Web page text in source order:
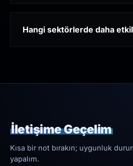
Hangi sektörlerde daha
İletişime Geçelim
Kısa bir not bırakın; uygunluk
yapalım.